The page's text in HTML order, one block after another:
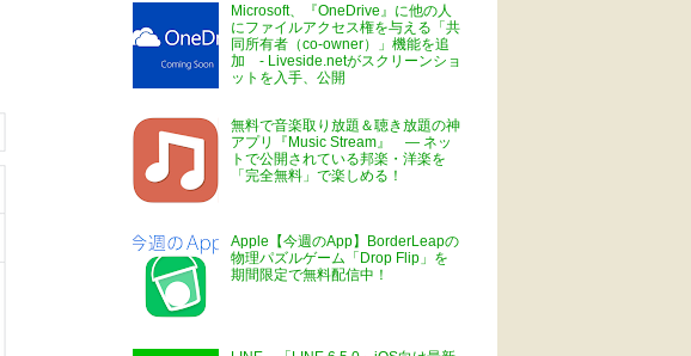
Microsoft、『OneDrive』に他の人
にファイルアクセス権を与える「共
同所有者（co-owner）」機能を追
加 - Liveside.netがスクリーンショ
ットを入手、公開
無料で音楽取り放題＆聴き放題の神
アプリ『Music Stream』 ― ネッ
トで公開されている邦楽・洋楽を
「完全無料」で楽しめる！
Apple【今週のApp】BorderLeapの
物理パズルゲーム「Drop Flip」を
期間限定で無料配信中！